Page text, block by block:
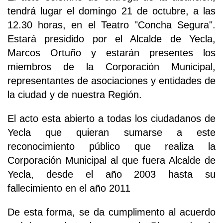
tendrá lugar el domingo 21 de octubre, a las
12.30 horas, en el Teatro "Concha Segura".
Estará presidido por el Alcalde de Yecla,
Marcos Ortuño y estarán presentes los
miembros de la Corporación Municipal,
representantes de asociaciones y entidades de
la ciudad y de nuestra Región.
El acto esta abierto a todas los ciudadanos de
Yecla que quieran sumarse a este
reconocimiento público que realiza la
Corporación Municipal al que fuera Alcalde de
Yecla, desde el año 2003 hasta su
fallecimiento en el año 2011
De esta forma, se da cumplimento al acuerdo